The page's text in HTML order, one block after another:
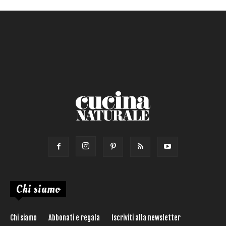
Chi siamo
Chi siamo Abbonati e regala Iscriviti alla newsletter